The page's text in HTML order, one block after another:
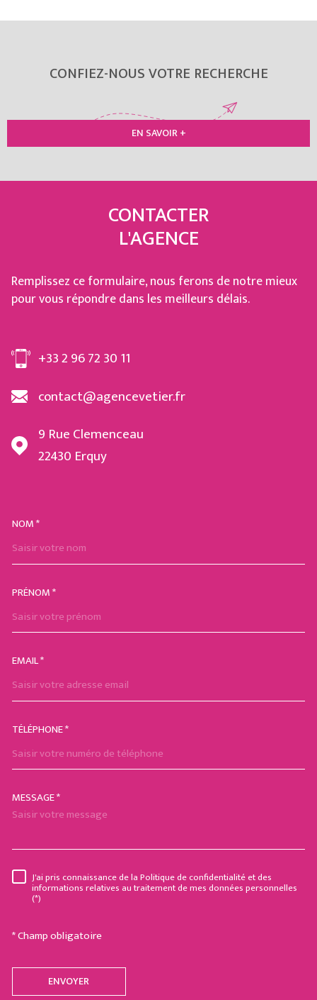
CONFIEZ-NOUS VOTRE RECHERCHE
EN SAVOIR +
CONTACTER
L'AGENCE
Remplissez ce formulaire, nous ferons de notre mieux
pour vous répondre dans les meilleurs délais.
+33 2 96 72 30 11
contact@agencevetier.fr
9 Rue Clemenceau
22430 Erquy
NOM *
PRÉNOM *
EMAIL *
TÉLÉPHONE *
MESSAGE *
RÈGLEMENTATION
J'ai pris connaissance de la Politique de confidentialité et des
informations relatives au traitement de mes données personnelles
(*)
* Champ obligatoire
ENVOYER